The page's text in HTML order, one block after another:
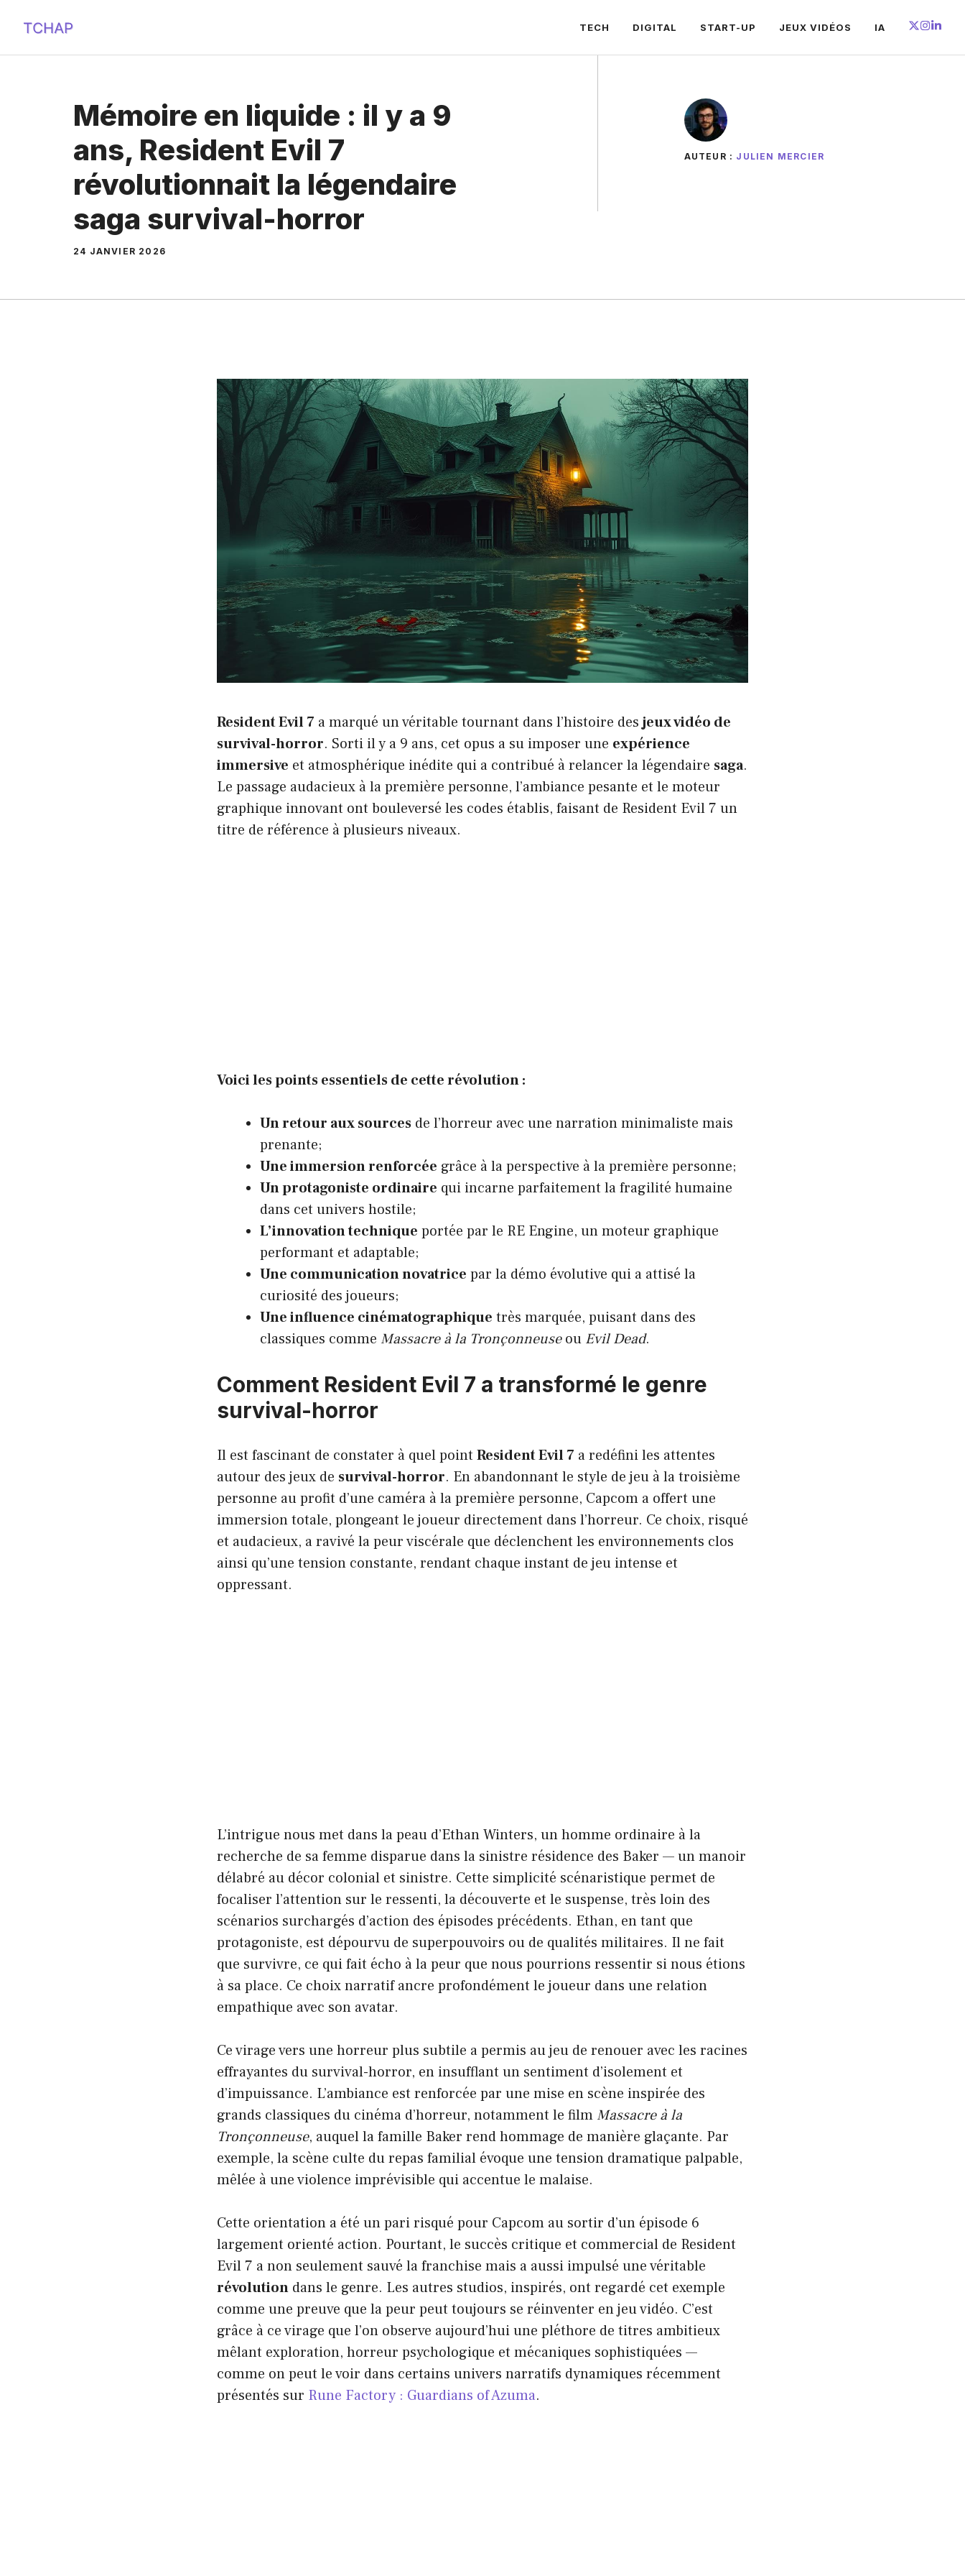
contenu
TECH DIGITAL START-UP JEUX VIDÉOS IA
Mémoire en liquide : il y a 9
ans, Resident Evil 7
révolutionnait la légendaire
saga survival-horror
24 JANVIER 2026
AUTEUR : JULIEN MERCIER
Resident Evil 7 a marqué un véritable tournant dans l’histoire desjeux vidéo de
survival-horror. Sorti il y a 9 ans, cet opus a su imposer une expérience
immersive et atmosphérique inédite qui a contribué à relancer la légendaire saga.
Le passage audacieux à la première personne, l’ambiance pesante et le moteur
graphique innovant ont bouleversé les codes établis, faisant de Resident Evil 7 un
titre de référence à plusieurs niveaux.
Voici les points essentiels de cette révolution :
Un retour aux sources de l’horreur avec une narration minimaliste mais
prenante;
Une immersion renforcée grâce à la perspective à la première personne;
Un protagoniste ordinaire qui incarne parfaitement la fragilité humaine
dans cet univers hostile;
L’innovation technique portée par le RE Engine, un moteur graphique
performant et adaptable;
Une communication novatrice par la démo évolutive qui a attisé la
curiosité des joueurs;
Une influence cinématographique très marquée, puisant dans des
classiques comme Massacre à la Tronçonneuseou Evil Dead.
Comment Resident Evil 7 a transformé le genre
survival-horror
Il est fascinant de constater à quel point Resident Evil 7 a redéfini les attentes
autour des jeux de survival-horror. En abandonnant le style de jeu à la troisième
personne au profit d’une caméra à la première personne, Capcom a offert une
immersion totale, plongeant le joueur directement dans l’horreur. Ce choix, risqué
et audacieux, a ravivé la peur viscérale que déclenchent les environnements clos
ainsi qu’une tension constante, rendant chaque instant de jeu intense et
oppressant.
L’intrigue nous met dans la peau d’Ethan Winters, un homme ordinaire à la
recherche de sa femme disparue dans la sinistre résidence des Baker — un manoir
délabré au décor colonial et sinistre. Cette simplicité scénaristique permet de
focaliser l’attention sur le ressenti, la découverte et le suspense, très loin des
scénarios surchargés d’action des épisodes précédents. Ethan, en tant que
protagoniste, est dépourvu de superpouvoirs ou de qualités militaires. Il ne fait
que survivre, ce qui fait écho à la peur que nous pourrions ressentir si nous étions
à sa place. Ce choix narratif ancre profondément le joueur dans une relation
empathique avec son avatar.
Ce virage vers une horreur plus subtile a permis au jeu de renouer avec les racines
effrayantes du survival-horror, en insufflant un sentiment d’isolement et
d’impuissance. L’ambiance est renforcée par une mise en scène inspirée des
grands classiques du cinéma d’horreur, notamment le film Massacre à la
Tronçonneuse, auquel la famille Baker rend hommage de manière glaçante. Par
exemple, la scène culte du repas familial évoque une tension dramatique palpable,
mêlée à une violence imprévisible qui accentue le malaise.
Cette orientation a été un pari risqué pour Capcom au sortir d’un épisode 6
largement orienté action. Pourtant, le succès critique et commercial de Resident
Evil 7 a non seulement sauvé la franchise mais a aussi impulsé une véritable
révolution dans le genre. Les autres studios, inspirés, ont regardé cet exemple
comme une preuve que la peur peut toujours se réinventer en jeu vidéo. C’est
grâce à ce virage que l’on observe aujourd’hui une pléthore de titres ambitieux
mêlant exploration, horreur psychologique et mécaniques sophistiquées —
comme on peut le voir dans certains univers narratifs dynamiques récemment
présentés sur Rune Factory : Guardians of Azuma.